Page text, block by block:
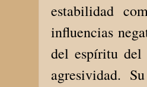
estabilidad
influencias
del espíritu del
agresividad.